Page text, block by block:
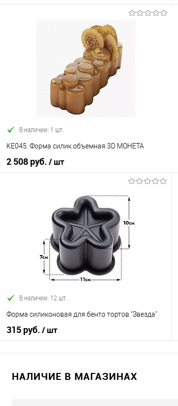
В корзину
Сравнение
В избранное
В наличии
В наличии: 1 шт.
KE045. Форма силик.объемная 3D МОНЕТА
2 508 руб. / шт
В корзину
Купить в 1 клик
Сравнение
В избранное
В наличии
В наличии: 12 шт.
Форма силиконовая для бенто тортов "Звезда"
315 руб. / шт
В корзину
НАЛИЧИЕ В МАГАЗИНАХ